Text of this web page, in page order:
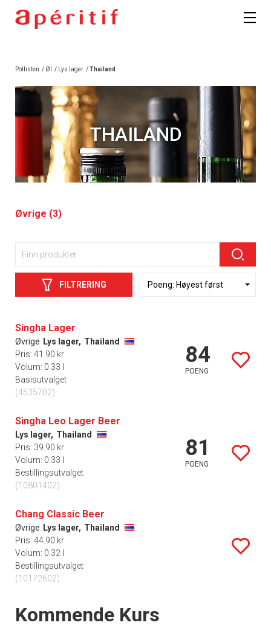
Pollisten / Øl / Lys lager /Thailand
THAILAND
Øvrige (3)
FILTRERING
Singha Lager
Øvrige Lys lager, Thailand
Pris: 41.90 kr
Volum: 0.33 l
Basisutvalget
(4535702)
84
POENG
Singha Leo Lager Beer
Lys lager, Thailand
Pris: 39.90 kr
Volum: 0.33 l
Bestillingsutvalget
(10801402)
81
POENG
Chang Classic Beer
Øvrige Lys lager, Thailand
Pris: 44.90 kr
Volum: 0.32 l
Bestillingsutvalget
(10172602)
Events
Kommende Kurs